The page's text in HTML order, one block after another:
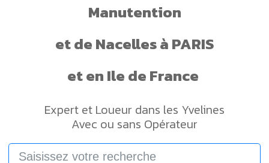
Manutention
et deNacellesà PARIS
et en Ile de France
Expert et Loueur dans les Yvelines
Avec ou sans Opérateur